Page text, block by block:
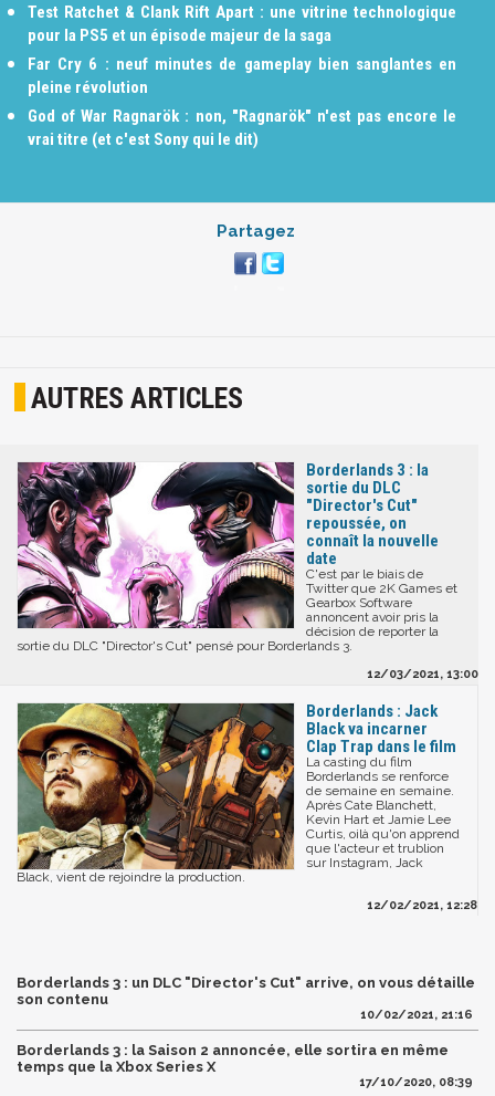
Test Ratchet & Clank Rift Apart : une vitrine technologique
pour la PS5 et un épisode majeur de la saga
Far Cry 6 : neuf minutes de gameplay bien sanglantes en
pleine révolution
God of War Ragnarök : non, "Ragnarök" n'est pas encore le
vrai titre (et c'est Sony qui le dit)
Partagez
AUTRES ARTICLES
Borderlands 3 : la
sortie du DLC
"Director's Cut"
repoussée, on
connaît la nouvelle
date
C'est par le biais de
Twitter que 2K Games et
Gearbox Software
annoncent avoir pris la
décision de reporter la
sortie du DLC "Director's Cut" pensé pour Borderlands 3.
12/03/2021, 13:00
Borderlands : Jack
Black va incarner
Clap Trap dans le film
La casting du film
Borderlands se renforce
de semaine en semaine.
Après Cate Blanchett,
Kevin Hart et Jamie Lee
Curtis, oilà qu'on apprend
que l'acteur et trublion
sur Instagram, Jack
Black, vient de rejoindre la production.
12/02/2021, 12:28
Borderlands 3 : un DLC "Director's Cut" arrive, on vous détaille
son contenu
10/02/2021, 21:16
Borderlands 3 : la Saison 2 annoncée, elle sortira en même
temps que la Xbox Series X
17/10/2020, 08:39